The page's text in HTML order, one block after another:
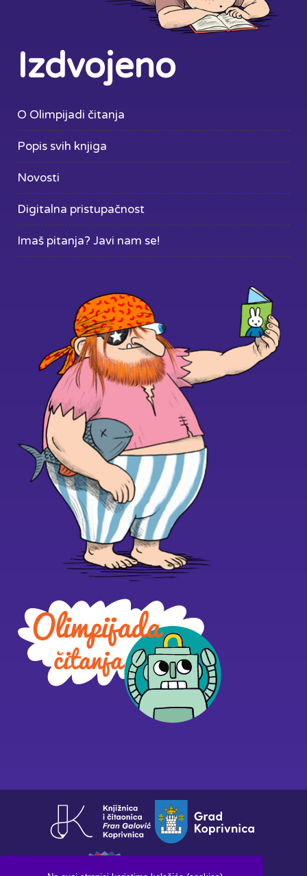
Izdvojeno
O Olimpijadi čitanja
Popis svih knjiga
Novosti
Digitalna pristupačnost
Imaš pitanja? Javi nam se!